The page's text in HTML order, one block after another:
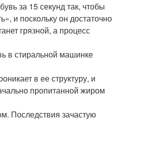
за 15 секунд так, чтобы
и поскольку он достаточно
грязной, а процесс
в стиральной машинке
в ее структуру, и
пропитанной жиром
Последствия зачастую